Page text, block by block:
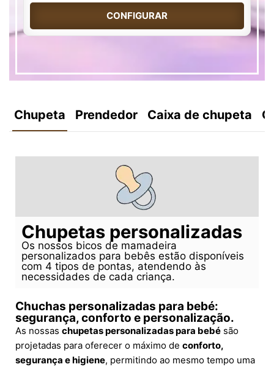
CONFIGURAR
Chupeta Prendedor Caixa de chupeta
Chupetas personalizadas
Os nossos bicos de mamadeira
personalizados para bebês estão disponíveis
com 4 tipos de pontas, atendendo às
necessidades de cada criança.
Chuchas personalizadas para bebé:
segurança, conforto e personalização.
As nossas chupetas personalizadas para bebé são
projetadas para oferecer o máximo de conforto,
segurança e higiene, permitindo ao mesmo tempo uma